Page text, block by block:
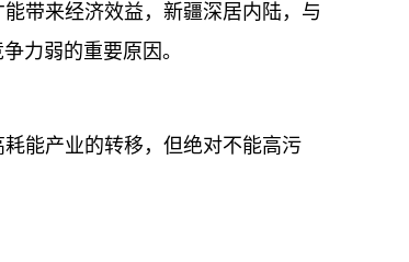
带来经济效益，新疆深居内陆，与
力弱的重要原因。
能产业的转移，但绝对不能高污